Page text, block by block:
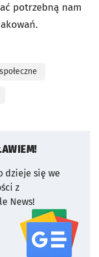
potrzebną nam
dzieje się we
z
News!
serwisu